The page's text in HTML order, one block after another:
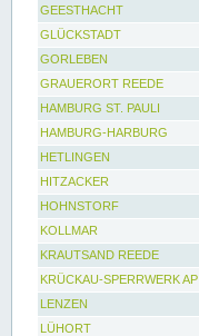
GEESTHACHT
GLÜCKSTADT
GORLEBEN
GRAUERORT REEDE
HAMBURG ST. PAULI
HAMBURG-HARBURG
HETLINGEN
HITZACKER
HOHNSTORF
KOLLMAR
KRAUTSAND REEDE
KRÜCKAU-SPERRWERK AP
LENZEN
LÜHORT